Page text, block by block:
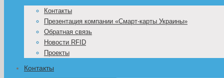
Контакты
Презентация компании «Смарт-карты Украины»
Обратная связь
Новости RFID
Проекты
Контакты